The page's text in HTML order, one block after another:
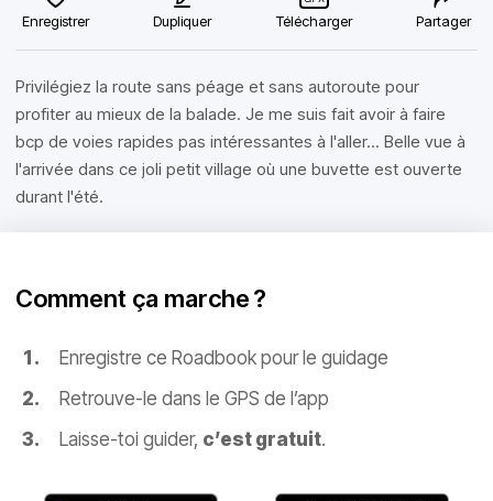
Enregistrer Dupliquer Télécharger Partager
Privilégiez la route sans péage et sans autoroute pour
profiter au mieux de la balade. Je me suis fait avoir à faire
bcp de voies rapides pas intéressantes à l'aller... Belle vue à
l'arrivée dans ce joli petit village où une buvette est ouverte
durant l'été.
Comment ça marche ?
Enregistre ce Roadbook pour le guidage
Retrouve-le dans le GPS de l’app
Laisse-toi guider, c’est gratuit.